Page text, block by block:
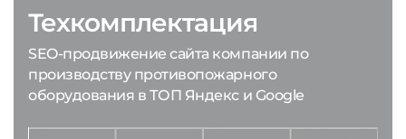
Техкомплектация
SEO-продвижение сайта компании по
производству противопожарного
оборудования в ТОП Яндекс и Google